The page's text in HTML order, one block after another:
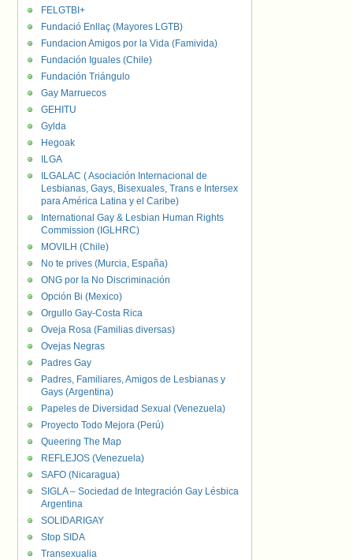
FELGTBI+
Fundació Enllaç (Mayores LGTB)
Fundacion Amigos por la Vida (Famivida)
Fundación Iguales (Chile)
Fundación Triángulo
Gay Marruecos
GEHITU
Gylda
Hegoak
ILGA
ILGALAC ( Asociación Internacional de
Lesbianas, Gays, Bisexuales, Trans e Intersex
para América Latina y el Caribe)
International Gay & Lesbian Human Rights
Commission (IGLHRC)
MOVILH (Chile)
No te prives (Murcia, España)
ONG por la No Discriminación
Opción Bi (Mexico)
Orgullo Gay-Costa Rica
Oveja Rosa (Familias diversas)
Ovejas Negras
Padres Gay
Padres, Familiares, Amigos de Lesbianas y
Gays (Argentina)
Papeles de Diversidad Sexual (Venezuela)
Proyecto Todo Mejora (Perú)
Queering The Map
REFLEJOS (Venezuela)
SAFO (Nicaragua)
SIGLA – Sociedad de Integración Gay Lésbica
Argentina
SOLIDARIGAY
Stop SIDA
Transexualia